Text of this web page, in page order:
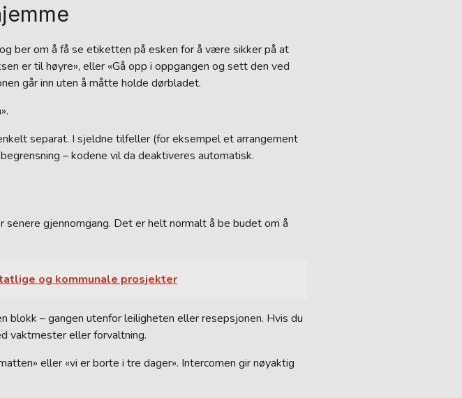
ber om å få se etiketten på esken for å være sikker på at
er til høyre», eller «Gå opp i oppgangen og sett den ved
går inn uten å måtte holde dørbladet.
separat. I sjeldne tilfeller (for eksempel et arrangement
– kodene vil da deaktiveres automatisk.
gjennomgang. Det er helt normalt å be budet om å
og kommunale prosjekter
blokk – gangen utenfor leiligheten eller resepsjonen. Hvis du
vaktmester eller forvaltning.
eller «vi er borte i tre dager». Intercomen gir nøyaktig